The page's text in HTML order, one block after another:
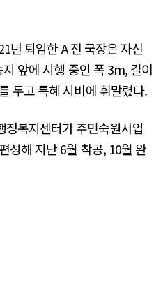
년 퇴임한 A 전 국장은 자신
앞에 시행 중인 폭 3m, 길이
두고 특혜 시비에 휘말렸다.
정복지센터가 주민숙원사업
성해 지난 6월 착공, 10월 완